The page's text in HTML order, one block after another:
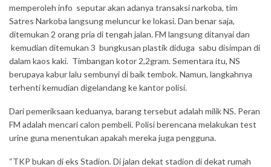
memperoleh info seputar akan adanya transaksi narkoba, tim
Satres Narkoba langsung meluncur ke lokasi. Dan benar saja,
ditemukan 2 orang pria di tengah jalan. FM langsung ditanyai dan
kemudian ditemukan 3 bungkusan plastik diduga sabu disimpan di
dalam kaos kaki. Timbangan kotor 2,2gram. Sementara itu, NS
berupaya kabur lalu sembunyi di baik tembok. Namun, langkahnya
terhenti kemudian digelandang ke kantor polisi.
Dari pemeriksaan keduanya, barang tersebut adalah milik NS. Peran
FM adalah mencari calon pembeli. Polisi berencana melakukan test
urine guna menentukan apakah mereka juga pengguna.
“TKP bukan di eks Stadion. Di jalan dekat stadion di dekat rumah